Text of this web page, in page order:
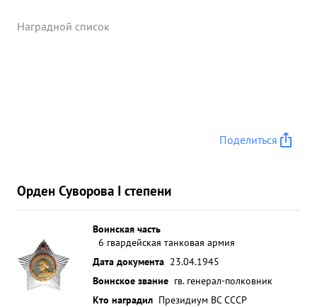
Наградной список
Поделиться
Орден Суворова I степени
Воинская часть
6 гвардейская танковая армия
Дата документа 23.04.1945
Воинское звание гв. генерал-полковник
Кто наградил Президиум ВС СССР